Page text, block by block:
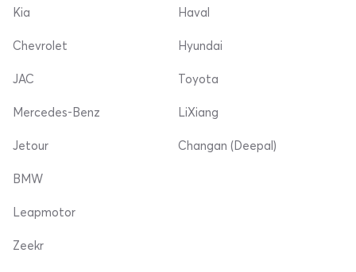
Kia
Chevrolet
Haval
Hyundai
JAC
Mercedes-Benz
Jetour
Toyota
LiXiang
Changan (Deepal)
BMW
Leapmotor
Zeekr